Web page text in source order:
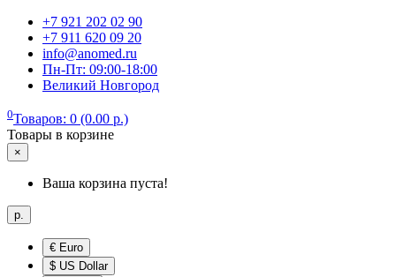
+7 921 202 02 90
+7 911 620 09 20
info@anomed.ru
Пн-Пт: 09:00-18:00
Великий Новгород
0Товаров: 0 (0.00 р.)
Товары в корзине
×
Ваша корзина пуста!
р.
€ Euro
$ US Dollar